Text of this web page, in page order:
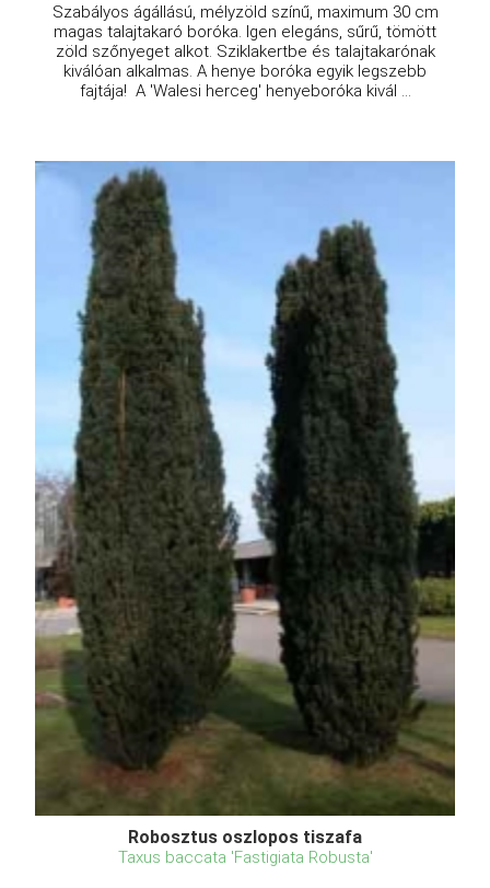
Szabályos ágállású, mélyzöld színű, maximum 30 cm
magas talajtakaró boróka. Igen elegáns, sűrű, tömött
zöld szőnyeget alkot. Sziklakertbe és talajtakarónak
kiválóan alkalmas. A henye boróka egyik legszebb
fajtája! A 'Walesi herceg' henyeboróka kivál ...
Robosztus oszlopos tiszafa
Taxus baccata 'Fastigiata Robusta'